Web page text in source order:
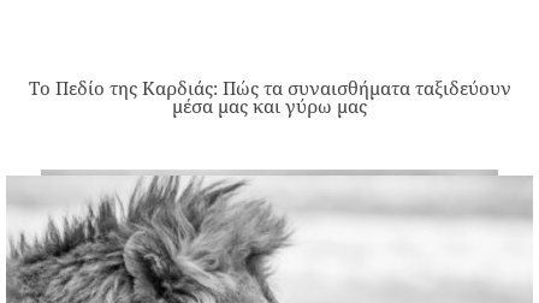
Το Πεδίο της Καρδιάς: Πώς τα συναισθήματα ταξιδεύουν
μέσα μας και γύρω μας